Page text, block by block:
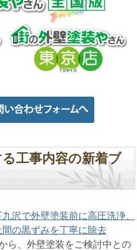
工事内容の新着ブ
沢で外壁塗装前に高圧洗浄、
の黒ずみを丁寧に除去
ら、外壁塗装をご検討中との